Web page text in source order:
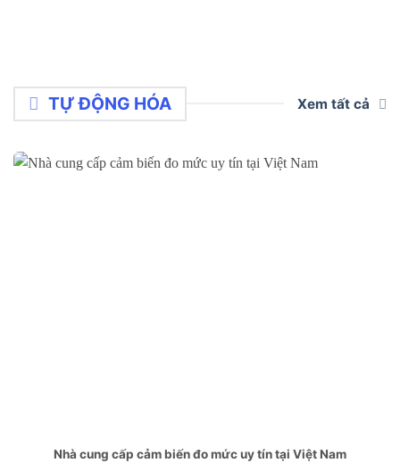
TỰ ĐỘNG HÓA Xem tất cả
Nhà cung cấp cảm biến đo mức uy tín tại Việt Nam